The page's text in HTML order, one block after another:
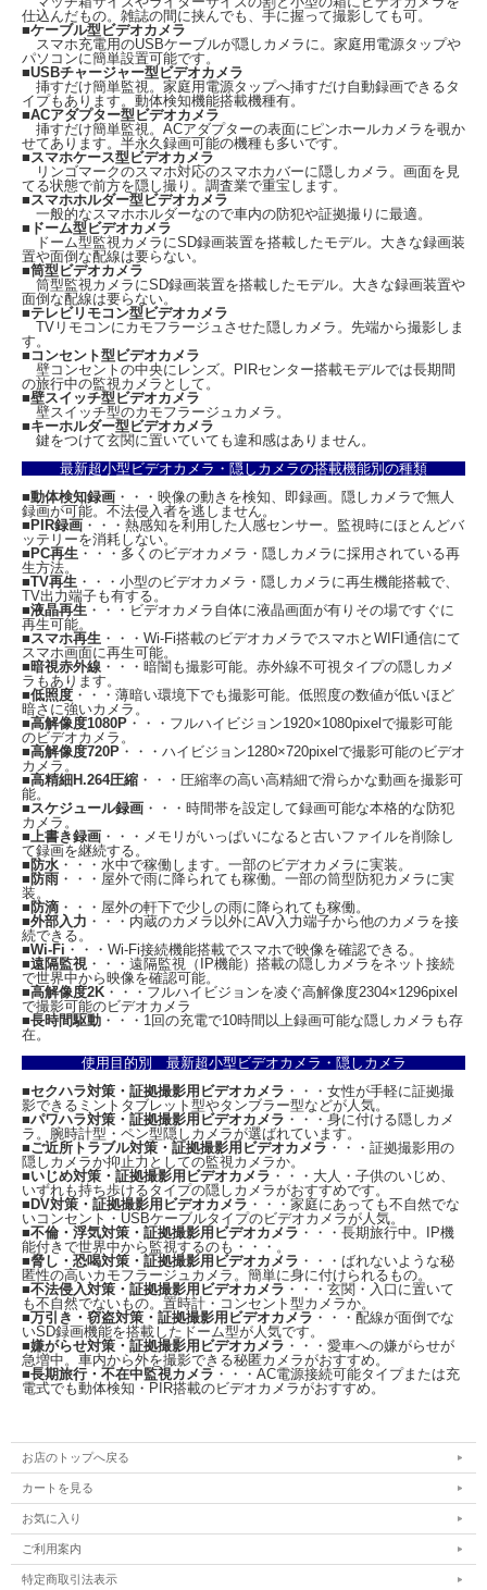
Q．夜間等の暗い場所でも撮影できますか？
A．「CN-HLC04」はヘッドランプ機能を有します。
夜間等の暗い場所ではヘッドランプを灯すことで、撮影することが可能となり
ます。
※ただしヘッドランプ点灯時は、バッテリ駆動時間が短くなります。
Q．
A．スマートフォン対応microSDカードリーダー等でmicroSDカードを読める環境
をご用意の上、
動画再生アプリをインストールして頂くことで再生可能です。
※iPhone/Android対応microSDカードリーダー「CN-18SDR」
ヘッドランプ型ビデオカメラ「CN-HLC04」で明るい室内を撮影しました。撮影中
盤で、室内手前の蛍光灯を消しておりますが、十分に被写体を確認できます。ま
た、途中からヘッドランプを全ランプモード、乱光モード順に点灯し、更に明るく
鮮明に撮影できました。
サンプル動画は圧縮されておりますので、実データより画質が劣化しておりま
す。
ランプ部外寸
ランプ台座外寸
仕込んだもの。雑誌の間に挟んでも、手に握って撮影しても可。
■ケーブル型ビデオカメラ
スマホ充電用のUSBケーブルが隠しカメラに。家庭用電源タップや
パソコンに簡単設置可能です。
■USBチャージャー型ビデオカメラ
挿すだけ簡単監視。家庭用電源タップへ挿すだけ自動録画できるタ
イプもあります。動体検知機能搭載機種有。
■ACアダプター型ビデオカメラ
挿すだけ簡単監視。ACアダプターの表面にピンホールカメラを覗か
せてあります。半永久録画可能の機種も多いです。
■ スマホケース型ビデオカメラ
リンゴマークのスマホ対応のスマホカバーに隠しカメラ。画面を見
てる状態で前方を隠し撮り。調査業で重宝します。
■ スマホホルダー型ビデオカメラ
一般的なスマホホルダーなので車内の防犯や証拠撮りに最適。
■ ドーム型ビデオカメラ
ドーム型監視カメラにSD録画装置を搭載したモデル。大きな録画装
置や面倒な配線は要らない。
■筒型ビデオカメラ
筒型監視カメラにSD録画装置を搭載したモデル。大きな録画装置や
面倒な配線は要らない。
■テレビリモコン型ビデオカメラ
TVリモコンにカモフラージュさせた隠しカメラ。先端から撮影しま
す。
■ コンセント型ビデオカメラ
壁コンセントの中央にレンズ。PIRセンター搭載モデルでは長期間
の旅行中の監視カメラとして。
■壁スイッチ型ビデオカメラ
壁スイッチ型のカモフラージュカメラ。
■キーホルダー型ビデオカメラ
鍵をつけて玄関に置いていても違和感はありません。
最新超小型ビデオカメラ・隠しカメラの搭載機能別の種類
■動体検知録画 ・・・映像の動きを検知、即録画。隠しカメラで無人
録画が可能。不法侵入者を逃しません。
■PIR録画 ・・・熱感知を利用した人感センサー。監視時にほとんどバ
ッテリーを消耗しない。
■PC再生 ・・・多くのビデオカメラ・隠しカメラに採用されている再
生方法。
■TV再生 ・・・小型のビデオカメラ・隠しカメラに再生機能搭載で、
TV出力端子も有する。
■液晶再生 ・・・ビデオカメラ自体に液晶画面が有りその場ですぐに
再生可能。
■ スマホ再生 ・・・Wi-Fi搭載のビデオカメラでスマホとWIFI通信にて
スマホ画面に再生可能。
■暗視赤外線 ・・・暗闇も撮影可能。赤外線不可視タイプの隠しカメ
ラもあります。
■低照度 ・・・薄暗い環境下でも撮影可能。低照度の数値が低いほど
暗さに強いカメラ。
■高解像度1080P ・・・フルハイビジョン1920×1080pixelで撮影可能
のビデオカメラ。
■高解像度720P ・・・ハイビジョン1280×720pixelで撮影可能のビデオ
カメラ。
■高精細H.264圧縮 ・・・圧縮率の高い高精細で滑らかな動画を撮影可
能。
■ スケジュール録画 ・・・時間帯を設定して録画可能な本格的な防犯
カメラ。
■ 上書き録画 ・・・メモリがいっぱいになると古いファイルを削除し
て録画を継続する。
■防水 ・・・水中で稼働します。一部のビデオカメラに実装。
■防雨 ・・・屋外で雨に降られても稼働。一部の筒型防犯カメラに実
装。
■防滴 ・・・屋外の軒下で少しの雨に降られても稼働。
■外部入力 ・・・内蔵のカメラ以外にAV入力端子から他のカメラを接
続できる。
■Wi-Fi ・・・Wi-Fi接続機能搭載でスマホで映像を確認できる。
■遠隔監視 ・・・遠隔監視（IP機能）搭載の隠しカメラをネット接続
で世界中から映像を確認可能。
■高解像度2K ・・・フルハイビジョンを凌ぐ高解像度2304×1296pixel
で撮影可能のビデオカメラ
■長時間駆動 ・・・1回の充電で10時間以上録画可能な隠しカメラも存
在。
使用目的別 最新超小型ビデオカメラ・隠しカメラ
■セクハラ対策・証拠撮影用ビデオカメラ ・・・女性が手軽に証拠撮
影できるミントタブレット型やタンブラー型などが人気。
■パワハラ対策・証拠撮影用ビデオカメラ ・・・身に付ける隠しカメ
ラ。腕時計型・ペン型隠しカメラが選ばれています。
■ご近所トラブル対策・証拠撮影用ビデオカメラ ・・・証拠撮影用の
隠しカメラか抑止力としての監視カメラか。
■いじめ対策・証拠撮影用ビデオカメラ ・・・大人・子供のいじめ、
いずれも持ち歩けるタイプの隠しカメラがおすすめです。
■DV対策・証拠撮影用ビデオカメラ ・・・家庭にあっても不自然でな
いコンセント・USBケーブルタイプのビデオカメラが人気。
■不倫・浮気対策・証拠撮影用ビデオカメラ ・・・長期旅行中。IP機
能付きで世界中から監視するのも・・・。
■脅し・恐喝対策・証拠撮影用ビデオカメラ ・・・ばれないような秘
匿性の高いカモフラージュカメラ。簡単に身に付けられるもの。
■不法侵入対策・証拠撮影用ビデオカメラ ・・・玄関・入口に置いて
も不自然でないもの。置時計・コンセント型カメラか。
■万引き・窃盗対策・証拠撮影用ビデオカメラ ・・・配線が面倒でな
いSD録画機能を搭載したドーム型が人気です。
■嫌がらせ対策・証拠撮影用ビデオカメラ ・・・愛車への嫌がらせが
急増中。車内から外を撮影できる秘匿カメラがおすすめ。
■長期旅行・不在中監視カメラ ・・・AC電源接続可能タイプまたは充
電式でも動体検知・PIR搭載のビデオカメラがおすすめ。
お店のトップへ戻る
カートを見る
お気に入り
ご利用案内
特定商取引法表示